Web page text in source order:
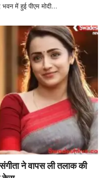
में हुई पीएम मोदी…
ने वापस ली तलाक की